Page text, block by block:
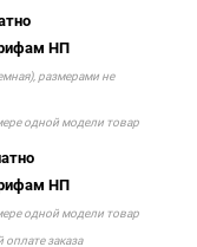
НП
размерами не
одной модели товар
НП
одной модели товар
заказа